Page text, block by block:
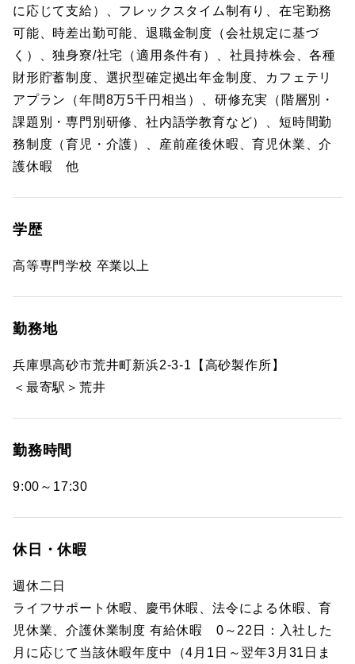
に応じて支給）、フレックスタイム制有り、在宅勤務
可能、時差出勤可能、退職金制度（会社規定に基づ
く）、独身寮/社宅（適用条件有）、社員持株会、各種
財形貯蓄制度、選択型確定拠出年金制度、カフェテリ
アプラン（年間8万5千円相当）、研修充実（階層別・
課題別・専門別研修、社内語学教育など）、短時間勤
務制度（育児・介護）、産前産後休暇、育児休業、介
護休暇 他
学歴
高等専門学校 卒業以上
勤務地
兵庫県高砂市荒井町新浜2-3-1【高砂製作所】
＜最寄駅＞荒井
勤務時間
9:00～17:30
休日・休暇
週休二日
ライフサポート休暇、慶弔休暇、法令による休暇、育
児休業、介護休業制度 有給休暇 0～22日：入社した
月に応じて当該休暇年度中（4月1日～翌年3月31日ま